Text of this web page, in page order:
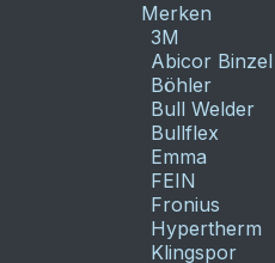
Merken
3M
Abicor Binzel
Böhler
Bull Welder
Bullflex
Emma
FEIN
Fronius
Hypertherm
Klingspor